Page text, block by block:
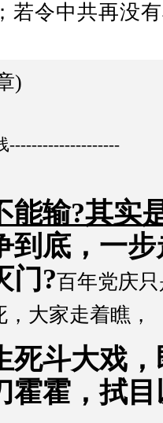
若令中共再没
)
--------------------
能输?其实
到底，一
门?百年党庆
大家走着瞧，
死斗大戏
霍霍，拭目